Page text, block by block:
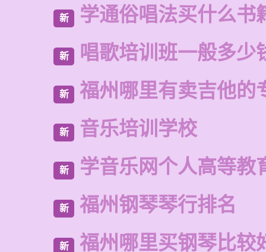
新 学通俗唱法买什么书
新 唱歌培训班一般多少
新 福州哪里有卖吉他的
新 音乐培训学校
新 学音乐网个人高等教
新 福州钢琴琴行排名
新 福州哪里买钢琴比较